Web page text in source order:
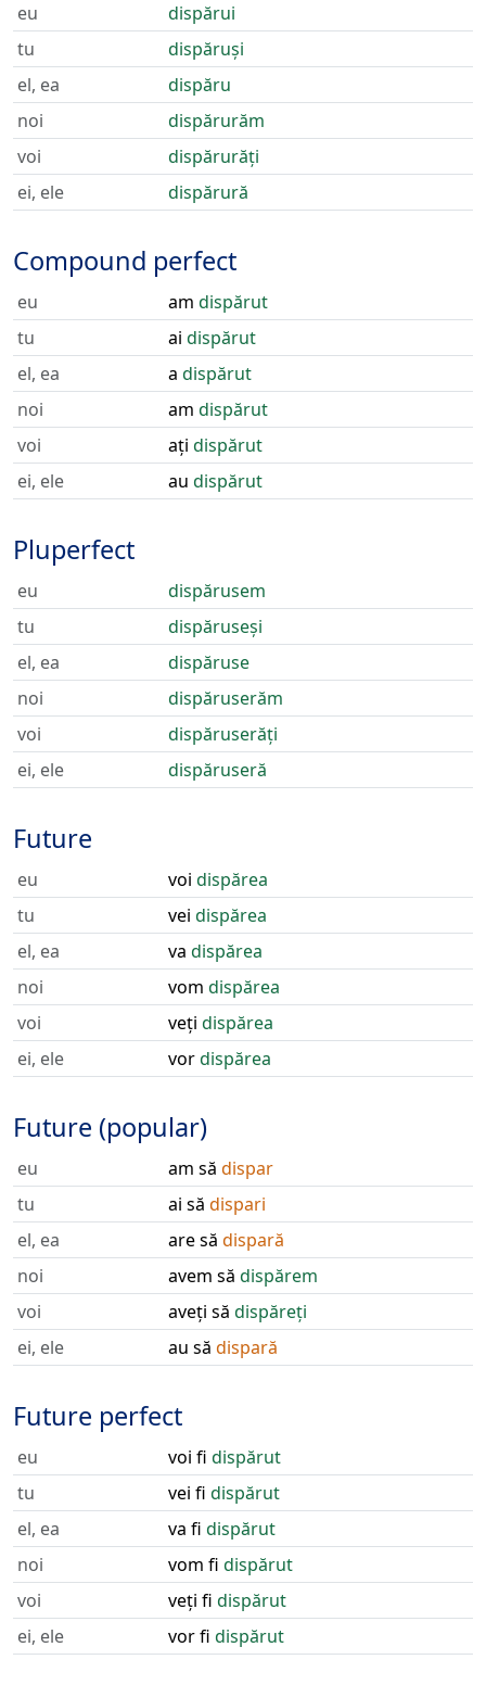
eu
dispărui
tu
dispăruși
el, ea
dispăru
noi
dispărurăm
voi
dispărurăți
ei, ele
dispărură
Compound perfect
eu am dispărut
tu
ai dispărut
el, ea
a dispărut
noi
am dispărut
voi
ați dispărut
ei, ele
au dispărut
Pluperfect
eu
dispărusem
tu
dispăruseși
el, ea
dispăruse
noi
dispăruserăm
voi
dispăruserăți
ei, ele
dispăruseră
Future
eu voi dispărea
tu
vei dispărea
el, ea
va dispărea
noi
vom dispărea
voi
veți dispărea
ei, ele
vordispărea
Future (popular)
eu am să dispar
tu
ai să dispari
el, ea
are să dispară
noi
avem să dispărem
voi
aveți să dispăreți
ei, ele
au să dispară
Future perfect
eu voi fi dispărut
tu
vei fi dispărut
el, ea
va fi dispărut
noi
vom fi dispărut
voi
veți fi dispărut
ei, ele
vor fi dispărut